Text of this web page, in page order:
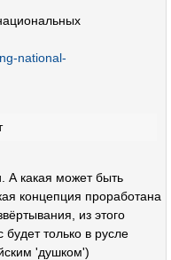
national-
А какая может быть
концепция проработана
из этого
только в русле
'душком')